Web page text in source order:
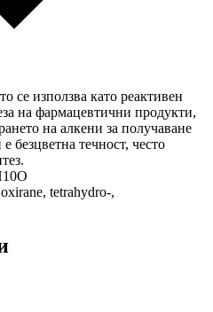
се използва като реактивен
на фармацевтични продукти,
на алкени за получаване
безцветна течност, често
tetrahydro-,